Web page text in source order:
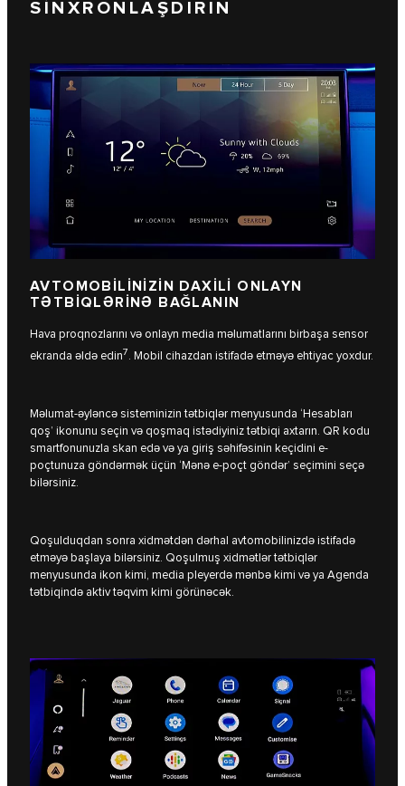
SİNXRONLAŞDIRIN
AVTOMOBİLİNİZİN DAXİLİ ONLAYN
TƏTBİQLƏRİNƏ BAĞLANIN
Hava proqnozlarını və onlayn media məlumatlarını birbaşa sensor
ekranda əldə edin7. Mobil cihazdan istifadə etməyə ehtiyac yoxdur.
Məlumat-əyləncə sisteminizin tətbiqlər menyusunda ‘Hesabları
qoş’ ikonunu seçin və qoşmaq istədiyiniz tətbiqi axtarın. QR kodu
smartfonunuzla skan edə və ya giriş səhifəsinin keçidini e-
poçtunuza göndərmək üçün ‘Mənə e-poçt göndər’ seçimini seçə
bilərsiniz.
Qoşulduqdan sonra xidmətdən dərhal avtomobilinizdə istifadə
etməyə başlaya bilərsiniz. Qoşulmuş xidmətlər tətbiqlər
menyusunda ikon kimi, media pleyerdə mənbə kimi və ya Agenda
tətbiqində aktiv təqvim kimi görünəcək.